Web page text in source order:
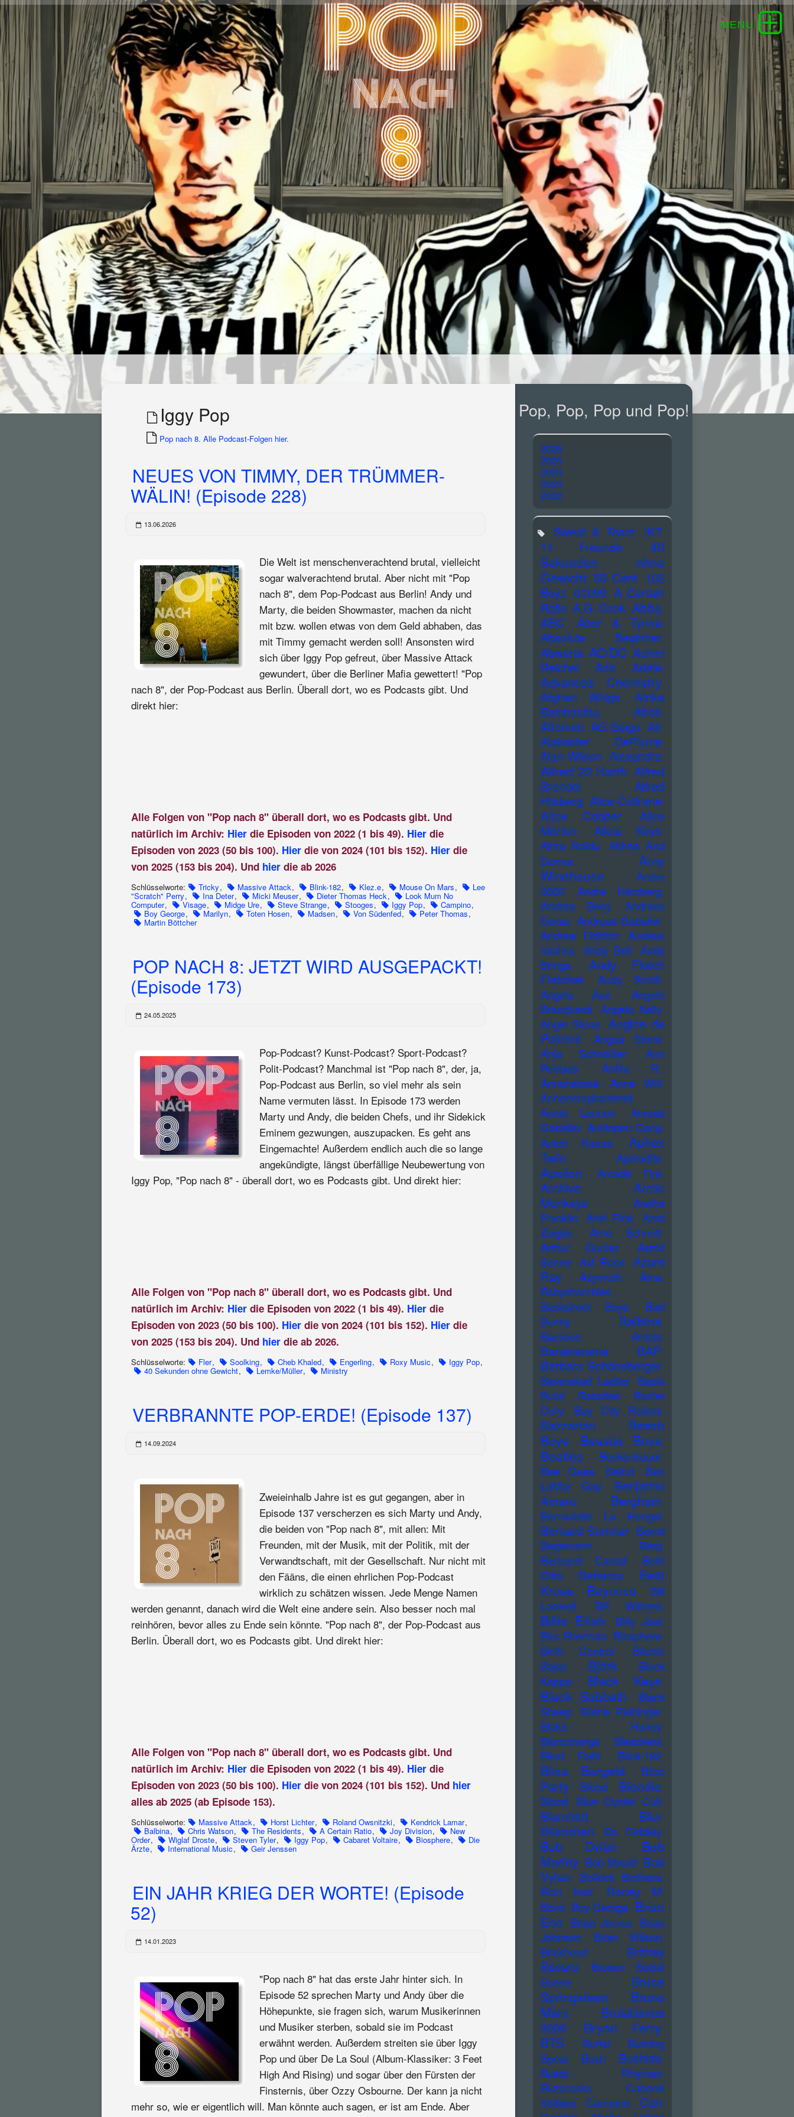
Iggy Pop
Pop nach 8. Alle Podcast-Folgen hier.
NEUES VON TIMMY, DER TRÜMMER-
WÄLIN! (Episode 228)
13.06.2026
Die Welt ist menschenverachtend brutal, vielleicht
sogar walverachtend brutal. Aber nicht mit "Pop
nach 8", dem Pop-Podcast aus Berlin! Andy und
Marty, die beiden Showmaster, machen da nicht
mit bzw. wollen etwas von dem Geld abhaben, das
mit Timmy gemacht werden soll! Ansonsten wird
sich über Iggy Pop gefreut, über Massive Attack
gewundert, über die Berliner Mafia gewettert! "Pop
nach 8", der Pop-Podcast aus Berlin. Überall dort, wo es Podcasts gibt. Und
direkt hier:
Alle Folgen von "Pop nach 8" überall dort, wo es Podcasts gibt. Und
natürlich im Archiv: Hier die Episoden von 2022 (1 bis 49). Hier die
Episoden von 2023 (50 bis 100). Hier die von 2024 (101 bis 152). Hier die
von 2025 (153 bis 204). Und hier die ab 2026
Schlüsselworte: Tricky, Massive Attack, Blink-182, Klez.e, Mouse On Mars, Lee
"Scratch" Perry, Ina Deter, Micki Meuser, Dieter Thomas Heck, Look Mum No
Computer, Visage, Midge Ure, Steve Strange, Stooges, Iggy Pop, Campino,
Boy George, Marilyn, Toten Hosen, Madsen, Von Südenfed, Peter Thomas,
Martin Böttcher
POP NACH 8: JETZT WIRD AUSGEPACKT!
(Episode 173)
24.05.2025
Pop-Podcast? Kunst-Podcast? Sport-Podcast?
Polit-Podcast? Manchmal ist "Pop nach 8", der, ja,
Pop-Podcast aus Berlin, so viel mehr als sein
Name vermuten lässt. In Episode 173 werden
Marty und Andy, die beiden Chefs, und ihr Sidekick
Eminem gezwungen, auszupacken. Es geht ans
Eingemachte! Außerdem endlich auch die so lange
angekündigte, längst überfällige Neubewertung von
Iggy Pop, "Pop nach 8" - überall dort, wo es Podcasts gibt. Und direkt hier:
Alle Folgen von "Pop nach 8" überall dort, wo es Podcasts gibt. Und
natürlich im Archiv: Hier die Episoden von 2022 (1 bis 49). Hier die
Episoden von 2023 (50 bis 100). Hier die von 2024 (101 bis 152). Hier die
von 2025 (153 bis 204). Und hier die ab 2026.
Schlüsselworte: Fler, Soolking, Cheb Khaled, Engerling, Roxy Music, Iggy Pop,
40 Sekunden ohne Gewicht, Lemke/Müller, Ministry
VERBRANNTE POP-ERDE! (Episode 137)
14.09.2024
Zweieinhalb Jahre ist es gut gegangen, aber in
Episode 137 verscherzen es sich Marty und Andy,
die beiden von "Pop nach 8", mit allen: Mit
Freunden, mit der Musik, mit der Politik, mit der
Verwandtschaft, mit der Gesellschaft. Nur nicht mit
den Fääns, die einen ehrlichen Pop-Podcast
wirklich zu schätzen wissen. Jede Menge Namen
werden genannt, danach wird die Welt eine andere sein. Also besser noch mal
reinhören, bevor alles zu Ende sein könnte. "Pop nach 8", der Pop-Podcast aus
Berlin. Überall dort, wo es Podcasts gibt. Und direkt hier:
Alle Folgen von "Pop nach 8" überall dort, wo es Podcasts gibt. Und
natürlich im Archiv: Hier die Episoden von 2022 (1 bis 49). Hier die
Episoden von 2023 (50 bis 100). Hier die von 2024 (101 bis 152). Und hier
alles ab 2025 (ab Episode 153).
Schlüsselworte: Massive Attack, Horst Lichter, Roland Owsnitzki, Kendrick Lamar,
Balbina, Chris Watson, The Residents, A Certain Ratio, Joy Division, New
Order, Wiglaf Droste, Steven Tyler, Iggy Pop, Cabaret Voltaire, Biosphere, Die
Ärzte, International Music, Geir Jenssen
EIN JAHR KRIEG DER WORTE! (Episode
52)
14.01.2023
"Pop nach 8" hat das erste Jahr hinter sich. In
Episode 52 sprechen Marty und Andy über die
Höhepunkte, sie fragen sich, warum Musikerinnen
und Musiker sterben, sobald sie im Podcast
erwähnt werden. Außerdem streiten sie über Iggy
Pop und über De La Soul (Album-Klassiker: 3 Feet
High And Rising) und sogar über den Fürsten der
Finsternis, über Ozzy Osbourne. Der kann ja nicht
mehr so, wie er eigentlich will. Man könnte auch sagen, er ist am Ende. Aber
Pop, Pop, Pop und Pop!
2026
2025
2024
2023
2022
Sweat & Tears
!K7
11 Freunde
40
Sekunden ohne
Gewicht 50 Cent 102
Boyz 01099 A Certain
Ratio A.G. Cook Abba
ABC
Abor & Tynna
Absolute Beginner
Abwärts AC/DC Achim
Reichel
Ada Adele
Advanced Chemistry
Afghan Whigs
Afrika
Bambaataa
Afrob
Afroman AG Geige Air
Alabaster DePlume
Alan Wilson Alexandra
Alfred 23 Harth Alfred
Brendel
Alfred
Hilsberg Alice Coltrane
Alice Cooper
Alice
Merton
Alicia Keys
Alma Naidu
Althea And
Donna
Amy
Winehouse
Andre
3000
Andre Herzberg
Andrea Berg
Andreas
Dorau Andreas Gabalier
Andrew Eldritch
Andrew
Vachss Andy Bell
Andy
Brings
Andy Fletch
Fletcher
Andy Smith
Angela Aux
Angelo
Branduardi Angelo Kelly
Angie Stone Angine de
Poitrine
Angus Stone
Anja Schneider
Ann
Peebles
AnNa R.
Annahstasia
Anne Will
Annenmaykantereit
Annie Lennox
Anreas
Gabalier Antilopen Gang
Anton Karras
Aphex
Twin
Aphrodite
Apsilon Arcade Fire
Archive
Arctic
Monkeys
Aretha
Franklin Ariel Pink Arnd
Zeigler
Arno Schmitt
Arthur Gunter
Astrid
Sonne Axl Rose Azure
Ray
Azymuth
Ätna
Babyshambles
Backstreet Boys
Bad
Bunny
Balbina
Bamboo Artists
Bananarama
BAP
Barbara Schöneberger
Barenaked Ladies
Basia
Bulat
Bassdee
Baxter
Dury
Bay City Rollers
Bazzazian
Beach
Boys
Beastie Boys
Beatles
Beckenbauer
Bee Gees
Beirut
Ben
LaMar Gay
Benjamin
Amaru
Berghain
Bernadette La Hengst
Bernard Sumner Bernd
Begemann
Berq
Bertrand Cantat
Beth
Ditto
Betterov
Betti
Kruse
Beyonce
Bill
Laswell
Bill Withers
Billie Eilish
Billy Joel
Bim Sherman Biosphere
Birth Control
Bitchin
Bajas
Björk
Black
Kappa
Black Keys
Black Sabbath
Black
Sheep
Blaine Reininger
Blake Harley
Blancmange
Bleachers
Blind Faith
Blink-182
Blixa Bargeld
Bloc
Party
Blond Blondie
Blood Blue Oyster Cult
Blumfeld Blur
Blümchen Bo Diddley
Bob Dylan
Bob
Marley Bob Mould Bob
Vylan
Bollock Brothers
Bon Iver Boney M
Bono Boy George Brian
Eno Brian James Brian
Johnson
Brian Wilson
Brickhead
Britney
Spears
Broken Social
Scene
Bruce
Springsteen
Bruno
Mars
Brutalismus
3000
Bryan Ferry
BTS
Burial
Burning
Spear
Bush Bushido
Busta Rhymes
Buzzcocks
Cabaret
Voltaire
Campino Can